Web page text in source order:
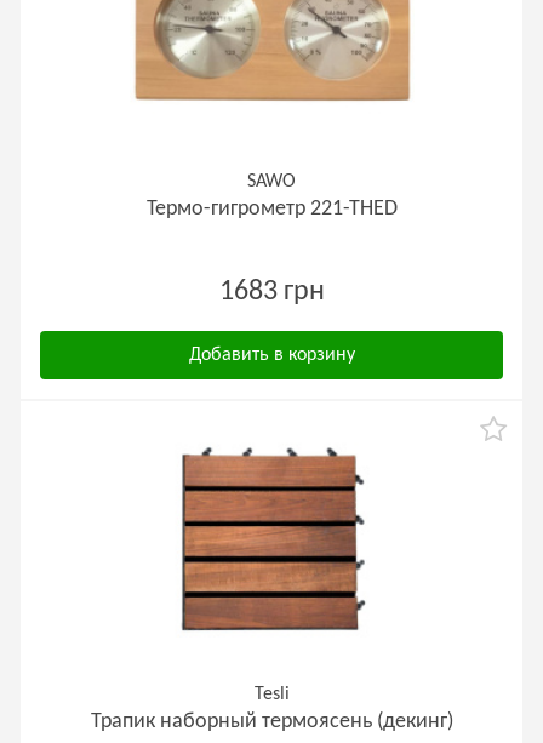
SAWO
Термо-гигрометр 221-ТНED
1683 грн
Добавить в корзину
Tesli
Трапик наборный термоясень (декинг)